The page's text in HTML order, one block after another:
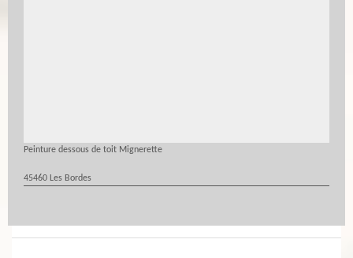
Peinture dessous de toit Mignerette
45460 Les Bordes